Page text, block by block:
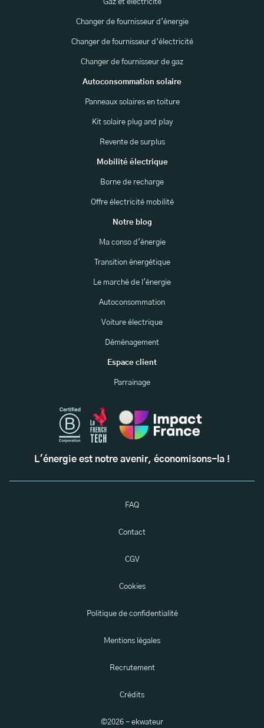
Gaz et électricité
Changer de fournisseur d'énergie
Changer de fournisseur d’électricité
Changer de fournisseur de gaz
Autoconsommation solaire
Panneaux solaires en toiture
Kit solaire plug and play
Revente de surplus
Mobilité électrique
Borne de recharge
Offre électricité mobilité
Notre blog
Ma conso d'énergie
Transition énergétique
Le marché de l'énergie
Autoconsommation
Voiture électrique
Déménagement
Espace client
Parrainage
L'énergie est notre avenir, économisons-la !
FAQ
Contact
CGV
Cookies
Politique de confidentialité
Mentions légales
Recrutement
Crédits
©2026 - ekwateur